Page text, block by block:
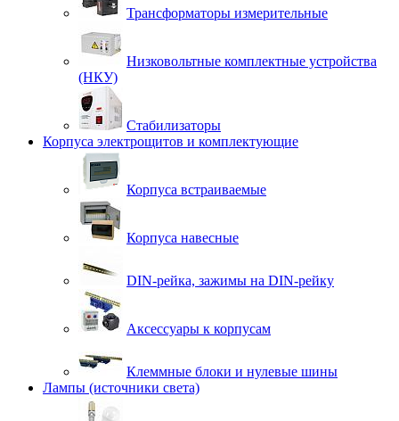
Трансформаторы измерительные
Низковольтные комплектные устройства
(НКУ)
Стабилизаторы
Корпуса электрощитов и комплектующие
Корпуса встраиваемые
Корпуса навесные
DIN-рейка, зажимы на DIN-рейку
Аксессуары к корпусам
Клеммные блоки и нулевые шины
Лампы (источники света)